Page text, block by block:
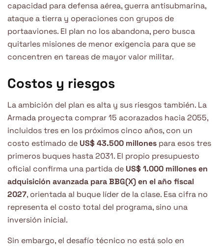
capacidad para defensa aérea, guerra antisubmarina,
ataque a tierra y operaciones con grupos de
portaaviones. El plan no los abandona, pero busca
quitarles misiones de menor exigencia para que se
concentren en tareas de mayor valor militar.
Costos y riesgos
La ambición del plan es alta y sus riesgos también. La
Armada proyecta comprar 15 acorazados hacia 2055,
incluidos tres en los próximos cinco años, con un
costo estimado de US$ 43.500 millones para esos tres
primeros buques hasta 2031. El propio presupuesto
oficial confirma una partida de US$ 1.000 millones en
adquisición avanzada para BBG(X) en el año fiscal
2027, orientada al buque líder de la clase. Esa cifra no
representa el costo total del programa, sino una
inversión inicial.
Sin embargo, el desafío técnico no está solo en